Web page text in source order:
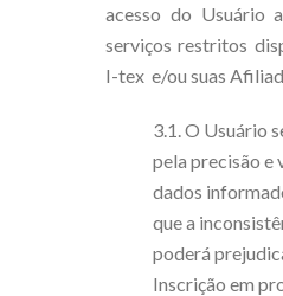
acesso do Usuário
serviços restritos
I-tex e/ou suas
3.1. O Usuário
pela precisão e
dados
que a
poderá
Inscrição em